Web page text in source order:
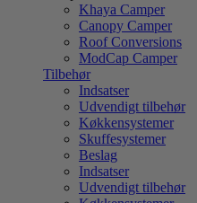
Khaya Camper
Canopy Camper
Roof Conversions
ModCap Camper
Tilbehør
Indsatser
Udvendigt tilbehør
Køkkensystemer
Skuffesystemer
Beslag
Indsatser
Udvendigt tilbehør